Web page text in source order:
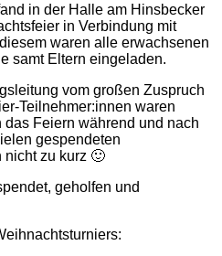
in der Halle am Hinsbecker
in Verbindung mit
waren alle erwachsenen
samt Eltern eingeladen.
vom großen Zuspruch
Teilnehmer:innen waren
Feiern während und nach
gespendeten
zu kurz 🙂
geholfen und